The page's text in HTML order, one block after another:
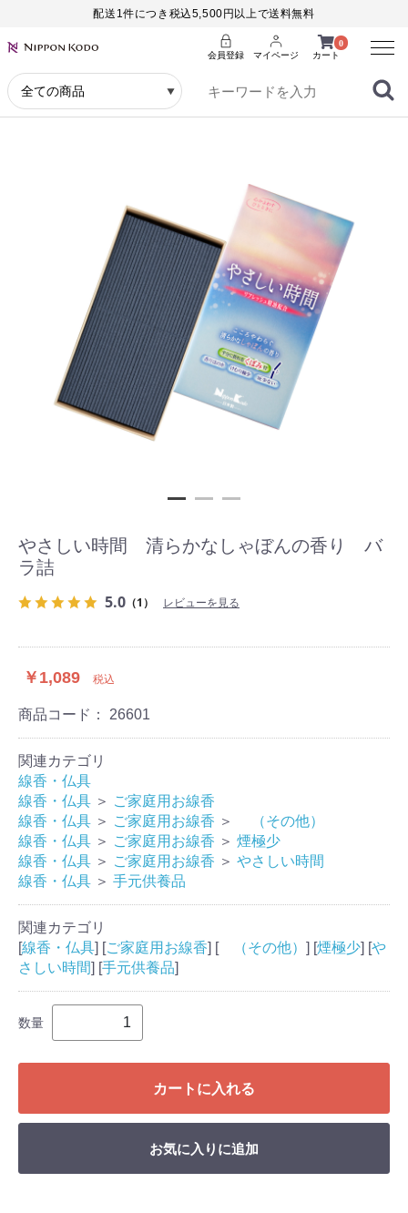
配送1件につき税込5,500円以上で送料無料
0
カート
会員登録 マイページ
Menu
やさしい時間 清らかなしゃぼんの香り バ
ラ詰
5.0 （1） レビューを見る
￥1,089 税込
商品コード： 26601
関連カテゴリ
線香・仏具
線香・仏具 ＞ ご家庭用お線香
線香・仏具 ＞ ご家庭用お線香 ＞
（その他）
線香・仏具 ＞ ご家庭用お線香 ＞ 煙極少
線香・仏具 ＞ ご家庭用お線香 ＞ やさしい時間
線香・仏具 ＞ 手元供養品
関連カテゴリ
[線香・仏具] [ご家庭用お線香] [（その他） ] [煙極少] [や
さしい時間] [手元供養品]
数量
カートに入れる
お気に入りに追加